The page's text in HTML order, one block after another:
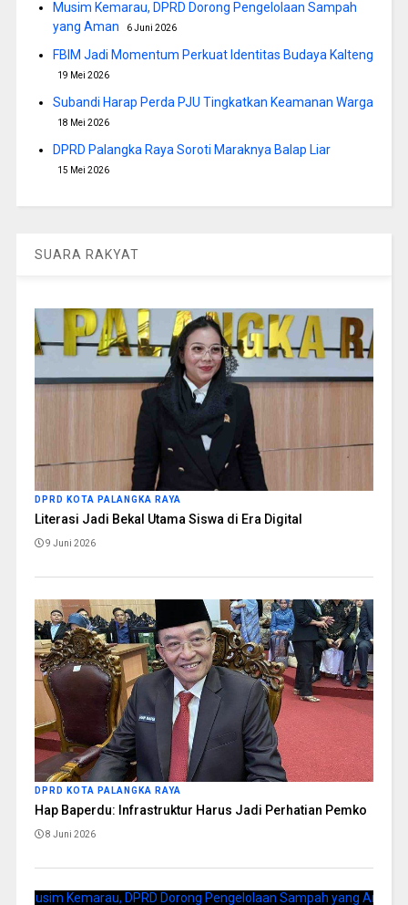
Musim Kemarau, DPRD Dorong Pengelolaan Sampah
yang Aman
6 Juni 2026
FBIM Jadi Momentum Perkuat Identitas Budaya Kalteng
19 Mei 2026
Subandi Harap Perda PJU Tingkatkan Keamanan Warga
18 Mei 2026
DPRD Palangka Raya Soroti Maraknya Balap Liar
15 Mei 2026
SUARA RAKYAT
DPRD KOTA PALANGKA RAYA
Literasi Jadi Bekal Utama Siswa di Era Digital
9 Juni 2026
DPRD KOTA PALANGKA RAYA
Hap Baperdu: Infrastruktur Harus Jadi Perhatian Pemko
8 Juni 2026